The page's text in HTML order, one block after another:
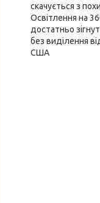
скачується з
Освітлення на
достатньо
без виділення
США